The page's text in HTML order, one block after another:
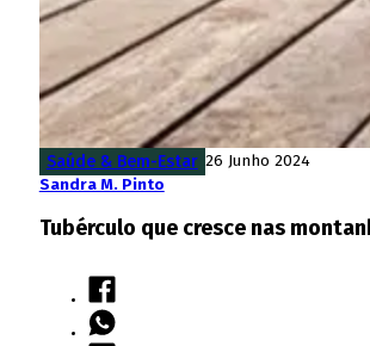
Saúde & Bem-Estar 26 Junho 2024
Sandra M. Pinto
Tubérculo que cresce nas